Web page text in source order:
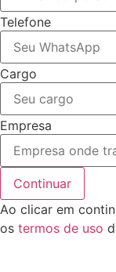
Telefone
Cargo
Empresa
Continuar
Ao clicar em
os termos de uso